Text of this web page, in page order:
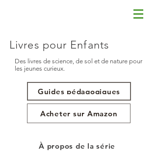
Livres pour Enfants
Des livres de science, de sol et de nature pour
les jeunes curieux.
Guides pédagogiques
Acheter sur Amazon
À propos de la série